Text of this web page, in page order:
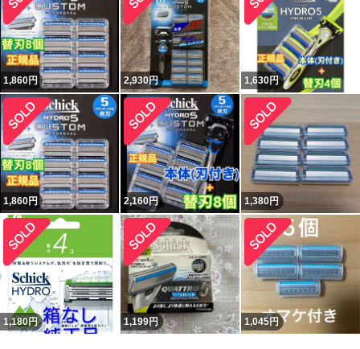
1,860円 2,930円 1,630円
1,860円 2,160円 1,380円
1,180円 1,199円 1,045円